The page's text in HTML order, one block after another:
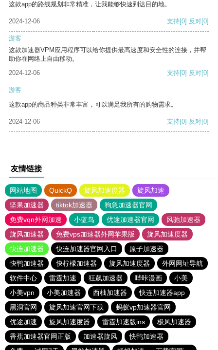
这款app的路线规划非常精准，让我能够快速到达目的地。
2024-12-06 支持[0] 反对[0]
游客
这款加速器VPM应用程序可以给你提供最高速度和安全性的连接，并帮
助你在网络上自由移动。
2024-12-06
支持[0] 反对[0]
游客
这款app的商品种类非常丰富，可以满足我所有的购物需求。
2024-12-06 支持[0] 反对[0]
友情链接
网站地图 QuickQ 旋风加速度器
旋风加速
坚果加速器
tiktok加速器
狗急加速器官网
免费vqn外网加速
小蓝鸟 优途加速器官网
风驰加速器
旋风加速器
免费vps加速器外网苹果版
旋风加速度器
快连加速器
快连加速器官网入口
原子加速器
快鸭加速器
快柠檬加速器 旋风加速度器
外网网址导航
软件中心
雷霆加速 狂飙加速器 哔咔漫画
小美
小美vpn
小美加速器 西柚加速器
快连加速器app
黑洞官网
旋风加速官网下载
蚂蚁vp加速器官网
优途加速
旋风加速度器 雷霆加速版ins
极风加速器
香蕉加速器官网正版
加速器旋风
快鸭加速器